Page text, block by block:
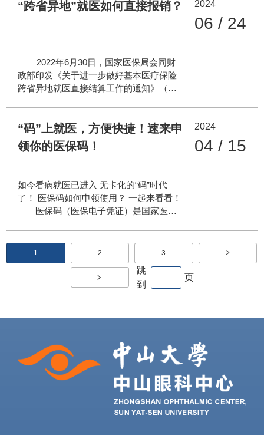
从化区暂未
是“就医信用无感支付”？ “就医信用无
事，实现看病缴费零操作，为广州市参保
群众提供极简又方便的无感支付体验！ 如
何使用“就医信用无感支付”？ 1、关注
中山大学中山眼科中心公众号，打开菜单
栏“医院资讯-无感签约”菜单直接签约 公众
号签约
“跨省异地”就医如何直接报销？
2022年6月30日，国家医保局会同财
政部印发《关于进一步做好基本医疗保险
跨省异地就医直接结算工作的通知》（医
住或跨省临时外出就医的参保人员，办理
异地就医备案后，可以享受跨省异地就医
直接结算服务。 为了给参保人提供更
前已开通异地就医备案办理功能。符合条
件的参保人只需简单几步操作，即可完成
跨省异地就医备案，并在异地就医时实现
直接结算。 哪些人群适用? 怎么备案? 有
哪些查询服务？ 一起来看看吧! 01 具体适
用于哪些人群呢? 跨省异地长期居住人
2024
06 / 24
“码”上就医，方便快捷！速来申
领你的医保码！
如今看病就医已进入 无卡化的“码”时代
了！ 医保码如何申领使用？ 一起来看看！
医保码（医保电子凭证）是国家医保
身份证、二维码、人脸等生物特征相关
联，支持线上办理所有医保相关业务，全
国通用，跨渠道通用，是参保人在全国范
围内享受医保政策待遇、开展医保业务的
和医保个人账户待遇，无需依托实体卡，
方便快捷。 2.就医全流程身份核验。
随着医保码不断深入应用，已逐步为参保
人在定点医疗机构
2024
04 / 15
当
前
1
页
面
2
页
面
3
跳
到
页